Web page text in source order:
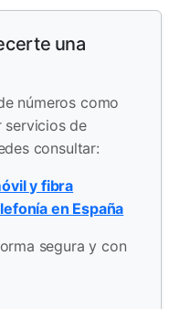
una
números como
de
consultar:
y fibra
en España
segura y con